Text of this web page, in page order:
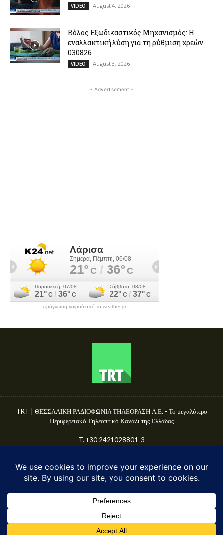
VIDEO August 4, 2026
Βόλος Εξωδικαστικός Μηχανισμός: Η
εναλλακτική λύση για τη ρύθμιση χρεών
030826
VIDEO August 3, 2026
- Advertisement -
πρόγνωση καιρού από το weather.gr
TRT | ΘΕΣΣΑΛΙΚΗ ΡΑΔΙΟΦΩΝΙΑ ΤΗΛΕΟΡΑΣΗ Α.Ε. - Το μεγαλύτερο
Περιφερειακό Τηλεοπτικό Κανάλι της Ελλάδας
T. +30 2421028801-3
© TRT A.E. 2025